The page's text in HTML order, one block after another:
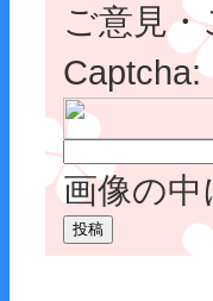
ご意見・
Captcha:
画像の